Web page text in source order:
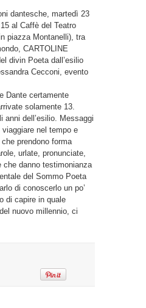
dantesche, martedì 23
al Caffè del Teatro
piazza Montanelli), tra
CARTOLINE
divin Poeta dall’esilio
Cecconi, evento
Dante certamente
solamente 13.
anni dell’esilio. Messaggi
nel tempo e
prendono forma
urlate, pronunciate,
che danno testimonianza
del Sommo Poeta
di conoscerlo un po’
di capire in quale
nuovo millennio, ci